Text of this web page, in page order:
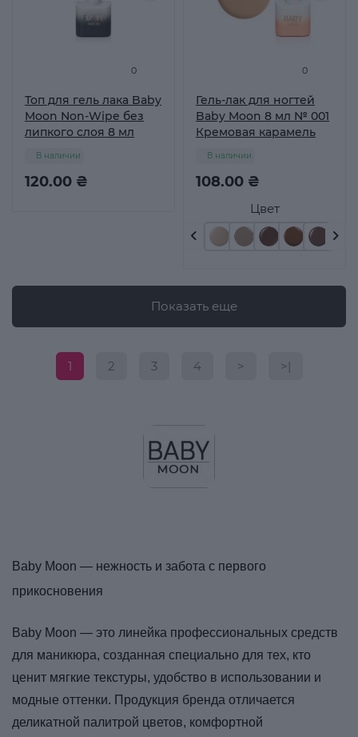
0
Топ для гель лака Baby
Moon Non-Wipe без
липкого слоя 8 мл
120.00 ₴
В наличии
0
Гель-лак для ногтей
Baby Moon 8 мл № 001
Кремовая карамель
Цвет
108.00 ₴
В наличии
Показать еще
1 2 3 4 > >|
Baby Moon — нежность и забота с первого
прикосновения
Baby Moon — это линейка профессиональных средств
для маникюра, созданная специально для тех, кто
ценит мягкие текстуры, удобство в использовании и
модные оттенки. Продукция бренда отличается
деликатной палитрой цветов, комфортной